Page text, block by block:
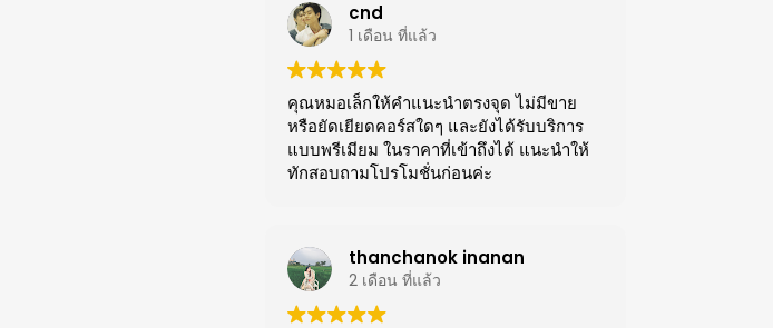
รู้สึกสบายใจมาก ๆ
รู้เลยว่า คลินิกที่คุณหมอดูแลเอง มันจะได้รับ
การใส่ใจทุกรายละเอียดจริง ๆ ทั้งบรรยากาศ
การนัดคิว ขั้นตอนการดูแล และผลิตภัณฑ์ที่
เลือกใช้
cnd
1 เดือน ที่แล้ว
คุณหมอเล็กให้คำแนะนำตรงจุด ไม่มีขาย
หรือยัดเยียดคอร์สใดๆ และยังได้รับบริการ
แบบพรีเมียม ในราคาที่เข้าถึงได้ แนะนำให้
ทักสอบถามโปรโมชั่นก่อนค่ะ
thanchanok inanan
2 เดือน ที่แล้ว